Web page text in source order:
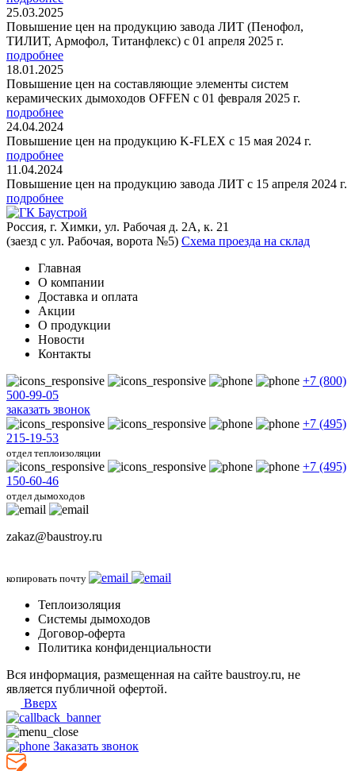
25.03.2025
Повышение цен на продукцию завода ЛИТ (Пенофол,
ТИЛИТ, Армофол, Титанфлекс) с 01 апреля 2025 г.
подробнее
18.01.2025
Повышение цен на составляющие элементы систем
керамических дымоходов OFFEN с 01 февраля 2025 г.
подробнее
24.04.2024
Повышение цен на продукцию K-FLEX с 15 мая 2024 г.
подробнее
11.04.2024
Повышение цен на продукцию завода ЛИТ с 15 апреля 2024 г.
подробнее
Россия, г. Химки, ул. Рабочая д. 2А, к. 21
(заезд с ул. Рабочая, ворота №5) Схема проезда на склад
Главная
О компании
Доставка и оплата
Акции
О продукции
Новости
Контакты
+7 (800)
500-99-05
заказать звонок
+7 (495)
215-19-53
отдел теплоизоляции
+7 (495)
150-60-46
отдел дымоходов
zakaz@baustroy.ru
копировать почту
Теплоизоляция
Системы дымоходов
Договор-оферта
Политика конфиденциальности
Вся информация, размещенная на сайте baustroy.ru, не
является публичной офертой.
Вверх
Заказать звонок